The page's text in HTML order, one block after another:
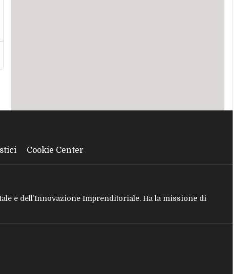
Cookie Center
e dell’Innovazione Imprenditoriale. Ha la missione di